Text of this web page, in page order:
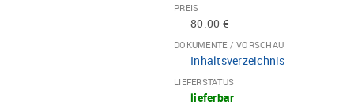
PREIS
80.00 €
DOKUMENTE / VORSCHAU
Inhaltsverzeichnis
LIEFERSTATUS
lieferbar